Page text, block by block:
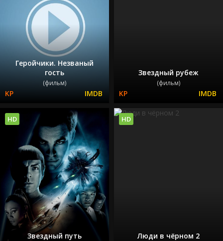
Геройчики. Незваный
гость
(фильм)
Звездный рубеж
(фильм)
Звездный путь
HD
Люди в чёрном 2
HD